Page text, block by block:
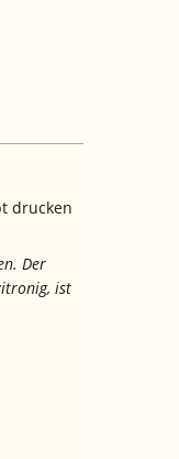
drucken
Der
ist